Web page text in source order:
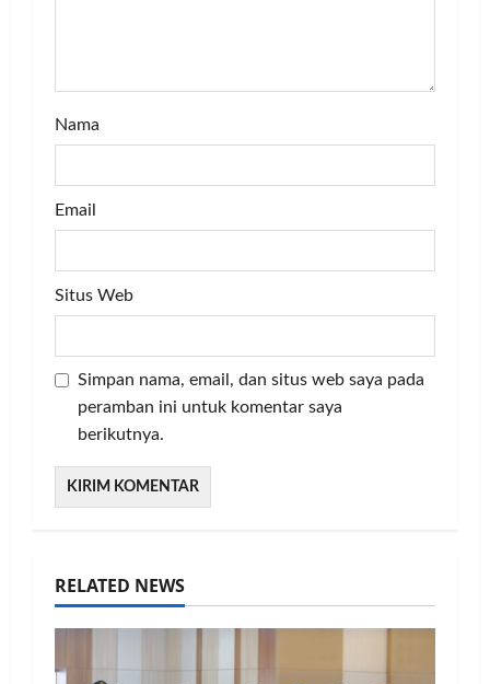
Nama
Email
Situs Web
Simpan nama, email, dan situs web saya pada
peramban ini untuk komentar saya
berikutnya.
RELATED NEWS